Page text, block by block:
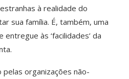
à realidade do
sua família. É, também, uma
às ‘facilidades’ da
organizações não-